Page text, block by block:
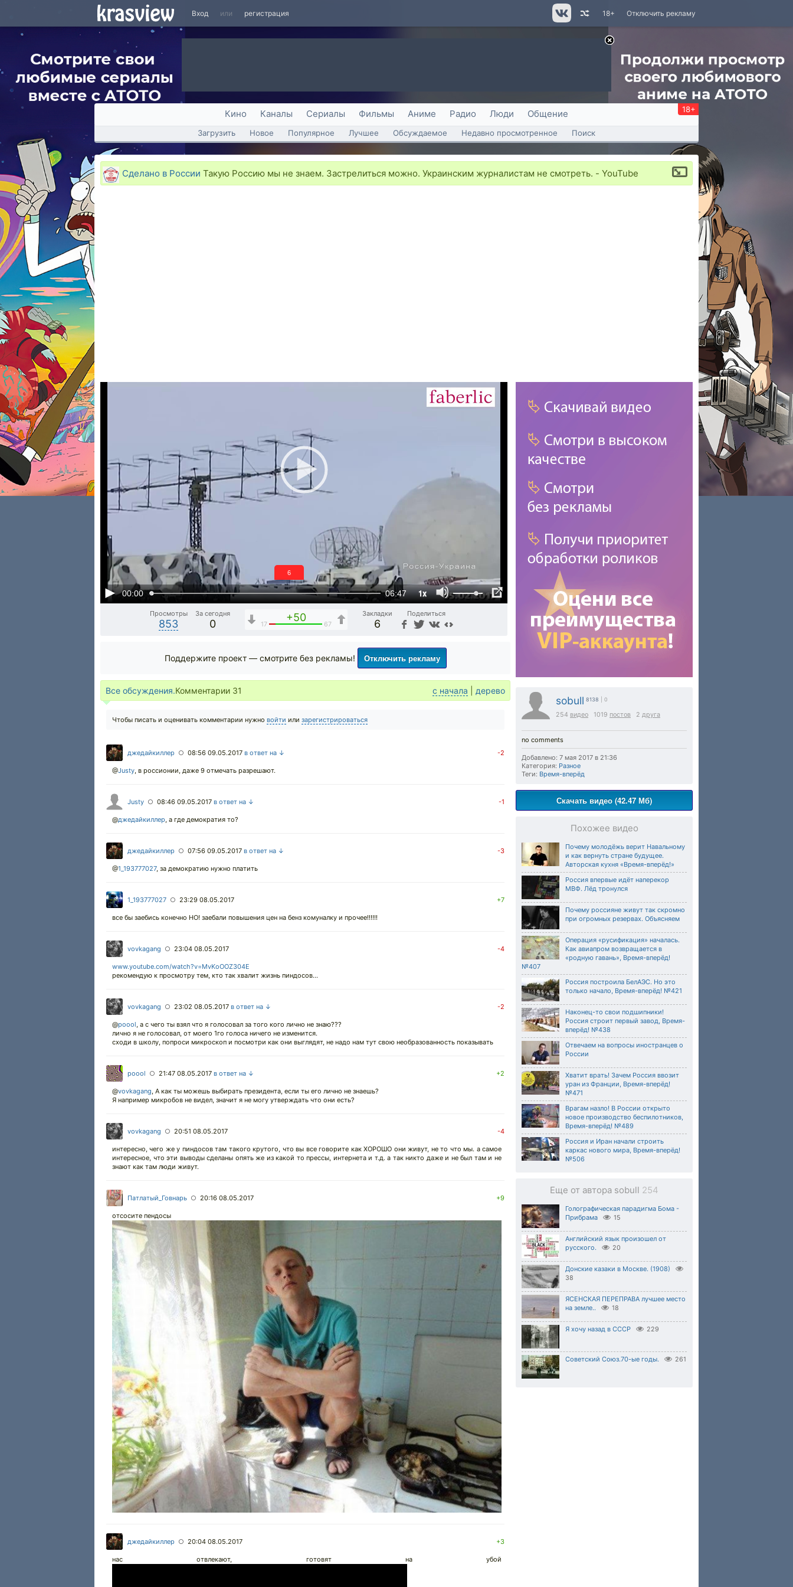
Вход или регистрация Отключить рекламу
18+
Кино Каналы Сериалы Фильмы Аниме Радио Люди Общение 18+
Загрузить Новое Популярное Лучшее Обсуждаемое Недавно просмотренное Поиск
Сделано в России Такую Россию мы не знаем. Застрелиться можно. Украинским журналистам не смотреть. - YouTube
00:00 06:47 1x
5
Просмотры
853
За сегодня
0
+50
17 67
Закладки
6
Поделиться
sobull 8138 | 0
254 видео 1019 постов 2 друга
no comments
Добавлено: 7 мая 2017 в 21:36
Категория: Разное
Теги: Время-вперёд
Скачать видео (42.47 Мб)
Похожее видео
Почему молодёжь верит Навальному
и как вернуть стране будущее.
Авторская кухня «Время-вперёд!»
Россия впервые идёт наперекор
МВФ. Лёд тронулся
Почему россияне живут так скромно
при огромных резервах. Объясняем
Операция «русификация» началась.
Как авиапром возвращается в
«родную гавань», Время-вперёд!
№407
Россия построила БелАЭС. Но это
только начало, Время-вперёд! №421
Наконец-то свои подшипники!
Россия строит первый завод, Время-
вперёд! №438
Отвечаем на вопросы иностранцев о
России
Хватит врать! Зачем Россия ввозит
уран из Франции, Время-вперёд!
№471
Врагам назло! В России открыто
новое производство беспилотников,
Время-вперёд! №489
Россия и Иран начали строить
каркас нового мира, Время-вперёд!
№506
Еще от автора sobull 254
Голографическая парадигма Бома -
Прибрама
15
Английский язык произошел от
русского.
20
Донские казаки в Москве. (1908)
38
ЯСЕНСКАЯ ПЕРЕПРАВА лучшее место
на земле..
18
Я хочу назад в СССР 229
Советский Союз.70-ые годы. 261
Поддержите проект — смотрите без рекламы! Отключить рекламу
Все обсуждения.Комментарии 31 с начала дерево
Чтобы писать и оценивать комментарии нужно войти или зарегистрироваться
джедайкиллер ○ 08:56 09.05.2017 в ответ на ↓ -2
@Justy, в россионии, даже 9 отмечать разрешают.
Justy ○ 08:46 09.05.2017 в ответ на ↓ -1
@джедайкиллер, а где демократия то?
джедайкиллер ○ 07:56 09.05.2017 в ответ на ↓ -3
@1_193777027, за демократию нужно платить
1_193777027 ○ 23:29 08.05.2017 +7
все бы заебись конечно НО! заебали повышения цен на бенз комуналку и прочее!!!!!!
vovkagang ○ 23:04 08.05.2017 -4
www.youtube.com/watch?v=MvKoOOZ304E
рекомендую к просмотру тем, кто так хвалит жизнь пиндосов...
vovkagang ○ 23:02 08.05.2017 в ответ на ↓ -2
@poool, а с чего ты взял что я голосовал за того кого лично не знаю???
лично я не голосовал, от моего 1го голоса ничего не изменится.
сходи в школу, попроси микроскоп и посмотри как они выглядят, не надо нам тут свою необразованность показывать
poool ○ 21:47 08.05.2017 в ответ на ↓ +2
@vovkagang, А как ты можешь выбирать президента, если ты его лично не знаешь?
Я например микробов не видел, значит я не могу утверждать что они есть?
vovkagang ○ 20:51 08.05.2017 -4
интересно, чего же у пиндосов там такого крутого, что вы все говорите как ХОРОШО они живут, не то что мы. а самое
интересное, что эти выводы сделаны опять же из какой то прессы, интернета и т.д. а так никто даже и не был там и не
знают как там люди живут.
Патлатый_Говнарь ○ 20:16 08.05.2017 +9
отсосите пендосы
джедайкиллер ○ 20:04 08.05.2017 +3
нас отвлекают, готовят на убой